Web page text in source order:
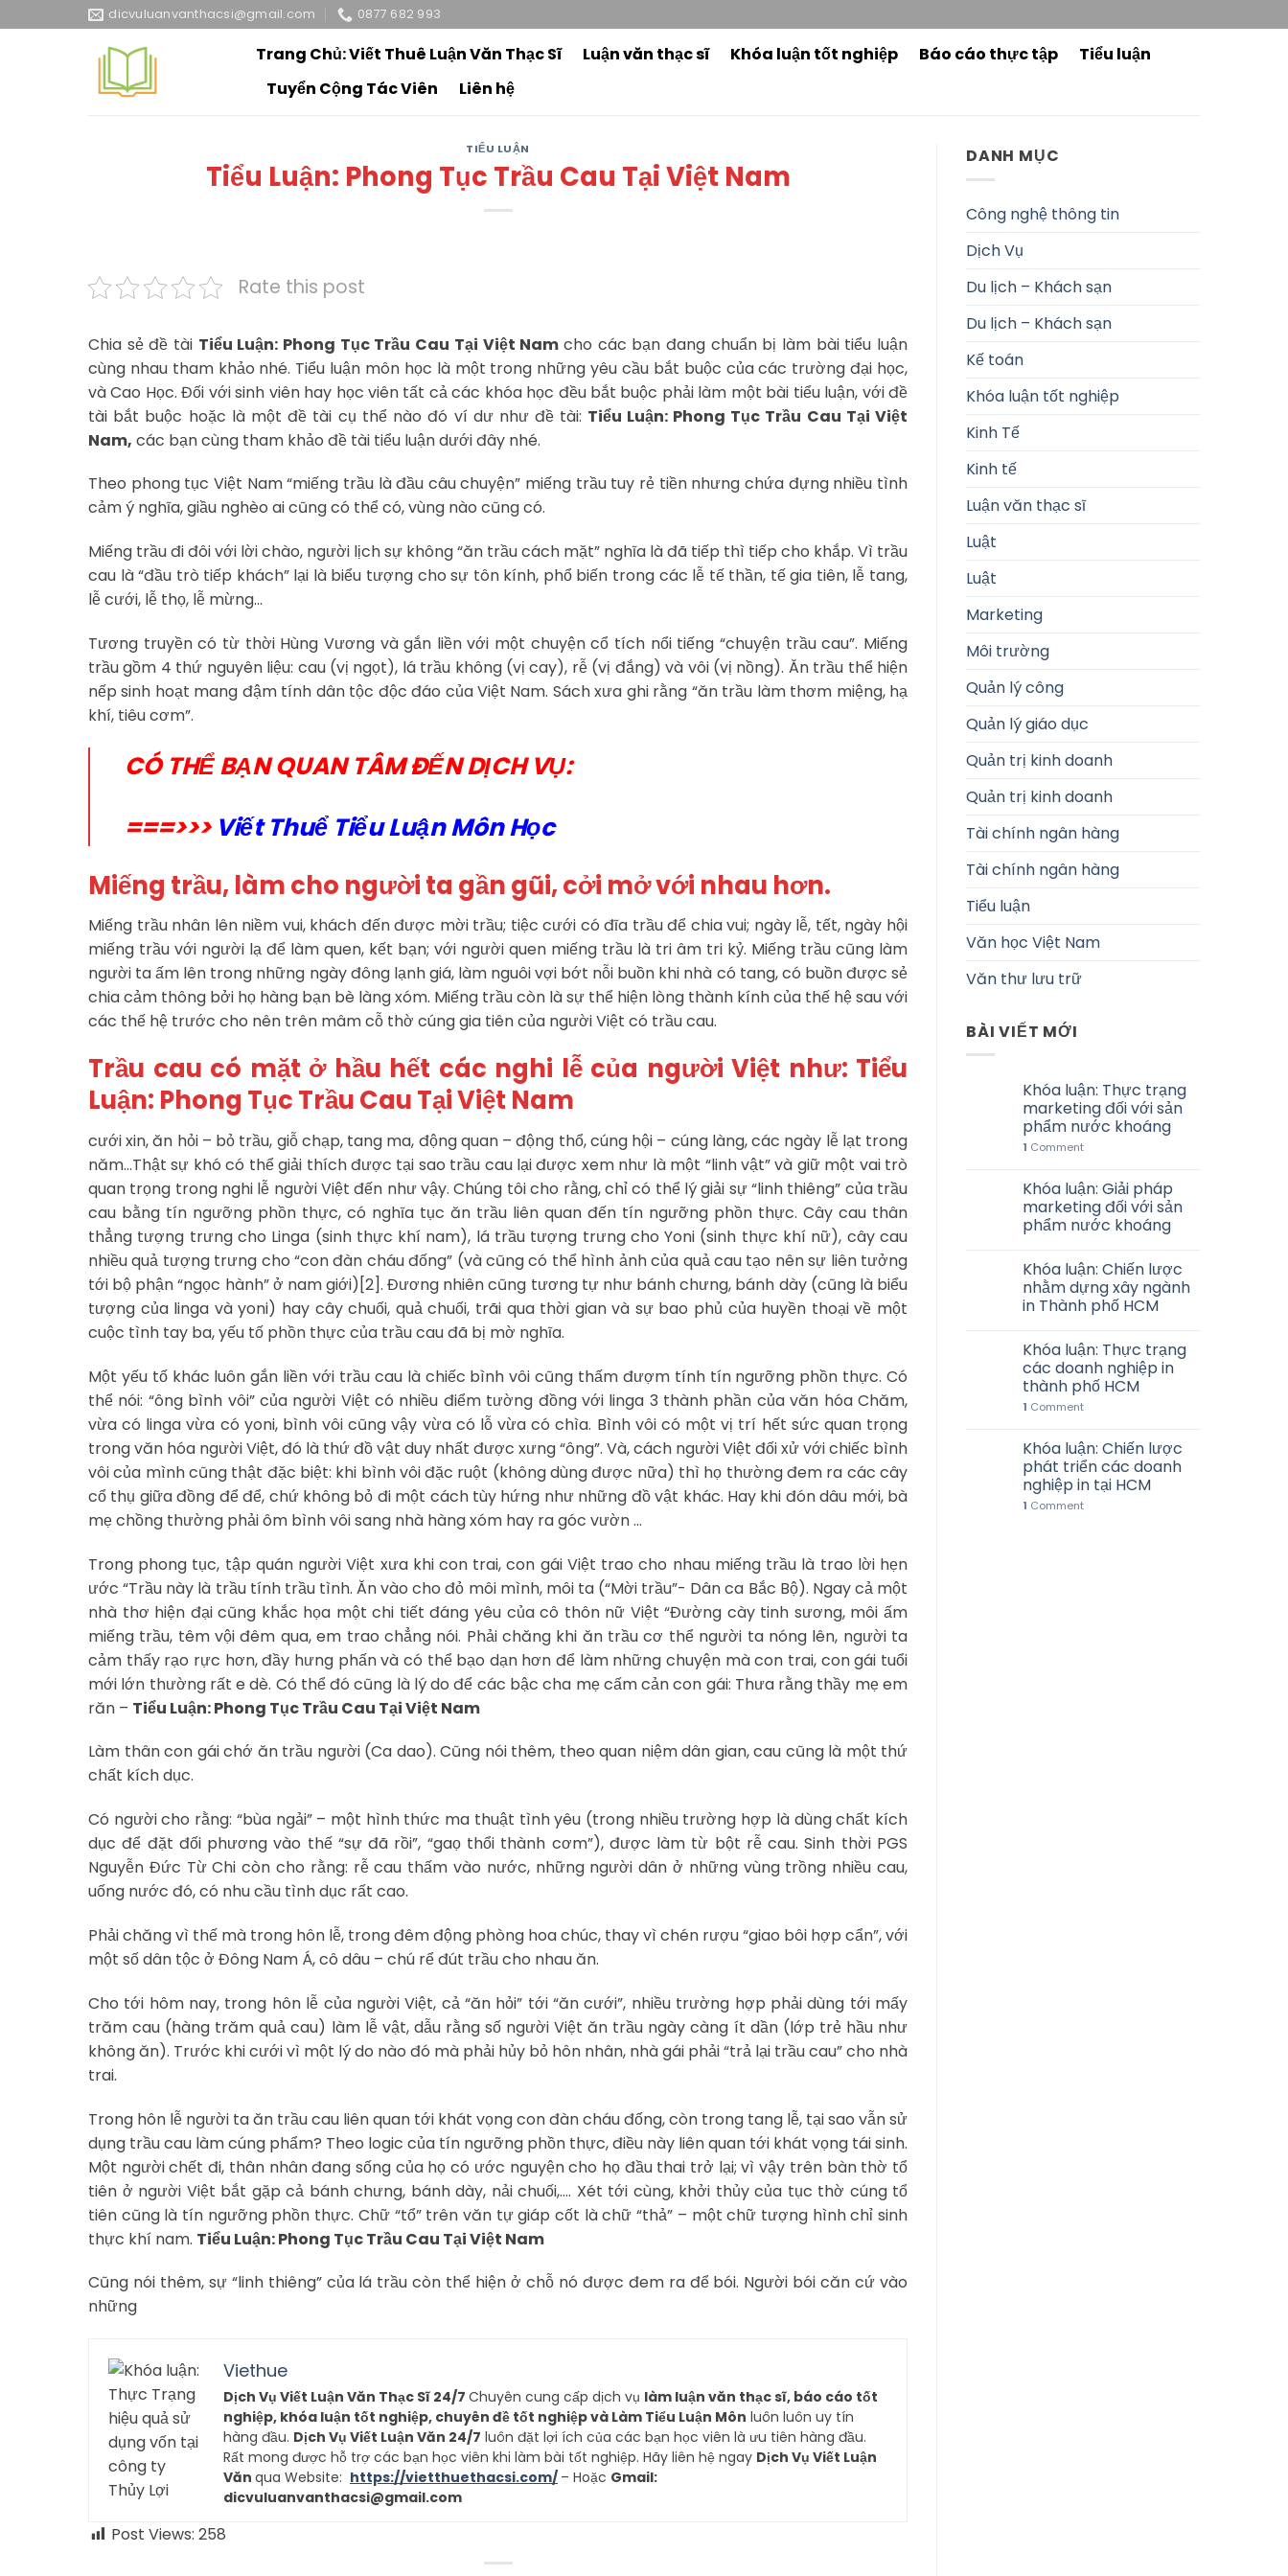
to
dicvuluanvanthacsi@gmail.com 0877 682 993
Trang Chủ: Viết Thuê Luận Văn Thạc Sĩ Luận văn thạc sĩ Khóa luận tốt nghiệp Báo cáo thực tập
Tiểu luận
Tuyển Cộng Tác Viên
Liên hệ
TIỂU LUẬN
Tiểu Luận: Phong Tục Trầu Cau Tại Việt Nam
Rate this post
Chia sẻ đề tài Tiểu Luận: Phong Tục Trầu Cau Tại Việt Nam cho các bạn đang chuẩn bị làm bài tiểu luận
cùng nhau tham khảo nhé. Tiểu luận môn học là một trong những yêu cầu bắt buộc của các trường đại học,
và Cao Học. Đối với sinh viên hay học viên tất cả các khóa học đều bắt buộc phải làm một bài tiểu luận, với đề
tài bắt buộc hoặc là một đề tài cụ thể nào đó ví dư như đề tài: Tiểu Luận: Phong Tục Trầu Cau Tại Việt
Nam, các bạn cùng tham khảo đề tài tiểu luận dưới đây nhé.
Theo phong tục Việt Nam “miếng trầu là đầu câu chuyện” miếng trầu tuy rẻ tiền nhưng chứa đựng nhiều tình
cảm ý nghĩa, giầu nghèo ai cũng có thể có, vùng nào cũng có.
Miếng trầu đi đôi với lời chào, người lịch sự không “ăn trầu cách mặt” nghĩa là đã tiếp thì tiếp cho khắp. Vì trầu
cau là “đầu trò tiếp khách” lại là biểu tượng cho sự tôn kính, phổ biến trong các lễ tế thần, tế gia tiên, lễ tang,
lễ cưới, lễ thọ, lễ mừng…
Tương truyền có từ thời Hùng Vương và gắn liền với một chuyện cổ tích nổi tiếng “chuyện trầu cau”. Miếng
trầu gồm 4 thứ nguyên liệu: cau (vị ngọt), lá trầu không (vị cay), rễ (vị đắng) và vôi (vị nồng). Ăn trầu thể hiện
nếp sinh hoạt mang đậm tính dân tộc độc đáo của Việt Nam. Sách xưa ghi rằng “ăn trầu làm thơm miệng, hạ
khí, tiêu cơm”.
CÓ THỂ BẠN QUAN TÂM ĐẾN DỊCH VỤ:
===>>> Viết Thuể Tiểu Luận Môn Học
Miếng trầu, làm cho người ta gần gũi, cởi mở với nhau hơn.
Miếng trầu nhân lên niềm vui, khách đến được mời trầu; tiệc cưới có đĩa trầu để chia vui; ngày lễ, tết, ngày hội
miếng trầu với người lạ để làm quen, kết bạn; với người quen miếng trầu là tri âm tri kỷ. Miếng trầu cũng làm
người ta ấm lên trong những ngày đông lạnh giá, làm nguôi vợi bớt nỗi buồn khi nhà có tang, có buồn được sẻ
chia cảm thông bởi họ hàng bạn bè làng xóm. Miếng trầu còn là sự thể hiện lòng thành kính của thế hệ sau với
các thế hệ trước cho nên trên mâm cỗ thờ cúng gia tiên của người Việt có trầu cau.
Trầu cau có mặt ở hầu hết các nghi lễ của người Việt như: Tiểu
Luận: Phong Tục Trầu Cau Tại Việt Nam
cưới xin, ăn hỏi – bỏ trầu, giỗ chạp, tang ma, động quan – động thổ, cúng hội – cúng làng, các ngày lễ lạt trong
năm…Thật sự khó có thể giải thích được tại sao trầu cau lại được xem như là một “linh vật” và giữ một vai trò
quan trọng trong nghi lễ người Việt đến như vậy. Chúng tôi cho rằng, chỉ có thể lý giải sự “linh thiêng” của trầu
cau bằng tín ngưỡng phồn thực, có nghĩa tục ăn trầu liên quan đến tín ngưỡng phồn thực. Cây cau thân
thẳng tượng trưng cho Linga (sinh thực khí nam), lá trầu tượng trưng cho Yoni (sinh thực khí nữ), cây cau
nhiều quả tượng trưng cho “con đàn cháu đống” (và cũng có thể hình ảnh của quả cau tạo nên sự liên tưởng
tới bộ phận “ngọc hành” ở nam giới)[2]. Đương nhiên cũng tương tự như bánh chưng, bánh dày (cũng là biểu
tượng của linga và yoni) hay cây chuối, quả chuối, trãi qua thời gian và sự bao phủ của huyền thoại về một
cuộc tình tay ba, yếu tố phồn thực của trầu cau đã bị mờ nghĩa.
Một yếu tố khác luôn gắn liền với trầu cau là chiếc bình vôi cũng thấm đượm tính tín ngưỡng phồn thực. Có
thể nói: “ông bình vôi” của người Việt có nhiều điểm tường đồng với linga 3 thành phần của văn hóa Chăm,
vừa có linga vừa có yoni, bình vôi cũng vậy vừa có lỗ vừa có chìa. Bình vôi có một vị trí hết sức quan trọng
trong văn hóa người Việt, đó là thứ đồ vật duy nhất được xưng “ông”. Và, cách người Việt đối xử với chiếc bình
vôi của mình cũng thật đặc biệt: khi bình vôi đặc ruột (không dùng được nữa) thì họ thường đem ra các cây
cổ thụ giữa đồng để để, chứ không bỏ đi một cách tùy hứng như những đồ vật khác. Hay khi đón dâu mới, bà
mẹ chồng thường phải ôm bình vôi sang nhà hàng xóm hay ra góc vườn …
Trong phong tục, tập quán người Việt xưa khi con trai, con gái Việt trao cho nhau miếng trầu là trao lời hẹn
ước “Trầu này là trầu tính trầu tình. Ăn vào cho đỏ môi mình, môi ta (“Mời trầu”- Dân ca Bắc Bộ). Ngay cả một
nhà thơ hiện đại cũng khắc họa một chi tiết đáng yêu của cô thôn nữ Việt “Đường cày tinh sương, môi ấm
miếng trầu, têm vội đêm qua, em trao chẳng nói. Phải chăng khi ăn trầu cơ thể người ta nóng lên, người ta
cảm thấy rạo rực hơn, đầy hưng phấn và có thể bạo dạn hơn để làm những chuyện mà con trai, con gái tuổi
mới lớn thường rất e dè. Có thể đó cũng là lý do để các bậc cha mẹ cấm cản con gái: Thưa rằng thầy mẹ em
răn – Tiểu Luận: Phong Tục Trầu Cau Tại Việt Nam
Làm thân con gái chớ ăn trầu người (Ca dao). Cũng nói thêm, theo quan niệm dân gian, cau cũng là một thứ
chất kích dục.
Có người cho rằng: “bùa ngải” – một hình thức ma thuật tình yêu (trong nhiều trường hợp là dùng chất kích
dục để đặt đối phương vào thế “sự đã rồi”, “gaọ thổi thành cơm”), được làm từ bột rễ cau. Sinh thời PGS
Nguyễn Đức Từ Chi còn cho rằng: rễ cau thấm vào nước, những người dân ở những vùng trồng nhiều cau,
uống nước đó, có nhu cầu tình dục rất cao.
Phải chăng vì thế mà trong hôn lễ, trong đêm động phòng hoa chúc, thay vì chén rượu “giao bôi hợp cẩn”, với
một số dân tộc ở Đông Nam Á, cô dâu – chú rể đút trầu cho nhau ăn.
Cho tới hôm nay, trong hôn lễ của người Việt, cả “ăn hỏi” tới “ăn cưới”, nhiều trường hợp phải dùng tới mấy
trăm cau (hàng trăm quả cau) làm lễ vật, dẫu rằng số người Việt ăn trầu ngày càng ít dần (lớp trẻ hầu như
không ăn). Trước khi cưới vì một lý do nào đó mà phải hủy bỏ hôn nhân, nhà gái phải “trả lại trầu cau” cho nhà
trai.
Trong hôn lễ người ta ăn trầu cau liên quan tới khát vọng con đàn cháu đống, còn trong tang lễ, tại sao vẫn sử
dụng trầu cau làm cúng phẩm? Theo logic của tín ngưỡng phồn thực, điều này liên quan tới khát vọng tái sinh.
Một người chết đi, thân nhân đang sống của họ có ước nguyện cho họ đầu thai trở lại; vì vậy trên bàn thờ tổ
tiên ở người Việt bắt gặp cả bánh chưng, bánh dày, nải chuối,…. Xét tới cùng, khởi thủy của tục thờ cúng tổ
tiên cũng là tín ngưỡng phồn thực. Chữ “tổ” trên văn tự giáp cốt là chữ “thả” – một chữ tượng hình chỉ sinh
thực khí nam. Tiểu Luận: Phong Tục Trầu Cau Tại Việt Nam
Cũng nói thêm, sự “linh thiêng” của lá trầu còn thể hiện ở chỗ nó được đem ra để bói. Người bói căn cứ vào
những
Viethue
Dịch Vụ Viết Luận Văn Thạc Sĩ 24/7 Chuyên cung cấp dịch vụ làm luận văn thạc sĩ, báo cáo tốt
nghiệp, khóa luận tốt nghiệp, chuyên đề tốt nghiệp và Làm Tiểu Luận Môn luôn luôn uy tín
hàng đầu. Dịch Vụ Viết Luận Văn 24/7 luôn đặt lợi ích của các bạn học viên là ưu tiên hàng đầu.
Rất mong được hỗ trợ các bạn học viên khi làm bài tốt nghiệp. Hãy liên hệ ngay Dịch Vụ Viết Luận
Văn qua Website: https://vietthuethacsi.com/ – Hoặc Gmail:
dicvuluanvanthacsi@gmail.com
Post Views: 258
DANH MỤC
Công nghệ thông tin
Dịch Vụ
Du lịch – Khách sạn
Du lịch – Khách sạn
Kế toán
Khóa luận tốt nghiệp
Kinh Tế
Kinh tế
Luận văn thạc sĩ
Luật
Luật
Marketing
Môi trường
Quản lý công
Quản lý giáo dục
Quản trị kinh doanh
Quản trị kinh doanh
Tài chính ngân hàng
Tài chính ngân hàng
Tiểu luận
Văn học Việt Nam
Văn thư lưu trữ
BÀI VIẾT MỚI
Khóa luận: Thực trạng
marketing đối với sản
phẩm nước khoáng
1 Comment
Khóa luận: Giải pháp
marketing đối với sản
phẩm nước khoáng
Khóa luận: Chiến lược
nhằm dựng xây ngành
in Thành phố HCM
Khóa luận: Thực trạng
các doanh nghiệp in
thành phố HCM
1 Comment
Khóa luận: Chiến lược
phát triển các doanh
nghiệp in tại HCM
1 Comment